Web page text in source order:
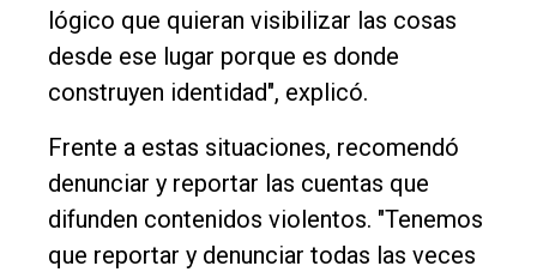
lógico que quieran visibilizar las cosas
desde ese lugar porque es donde
construyen identidad", explicó.
Frente a estas situaciones, recomendó
denunciar y reportar las cuentas que
difunden contenidos violentos. "Tenemos
que reportar y denunciar todas las veces